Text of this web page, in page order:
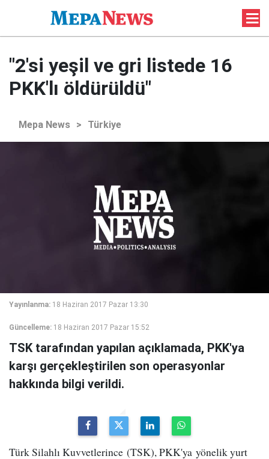
"2'si yeşil ve gri listede 16
PKK'lı öldürüldü"
Mepa News > Türkiye
Yayınlanma: 18 Haziran 2017 Pazar 13:30
Güncelleme: 18 Haziran 2017 Pazar 15:52
TSK tarafından yapılan açıklamada, PKK'ya
karşı gerçekleştirilen son operasyonlar
hakkında bilgi verildi.
Türk Silahlı Kuvvetlerince (TSK), PKK'ya yönelik yurt